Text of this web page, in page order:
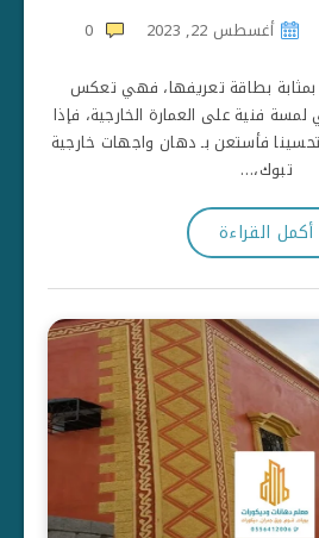
أغسطس 22, 2023
0
بطاقة تعريفها، فهي تعكس
فنية على العمارة الخارجية، فإذا
فأستعن بـ دهان واجهات خارجية
تبوك،…
أكمل القراءة